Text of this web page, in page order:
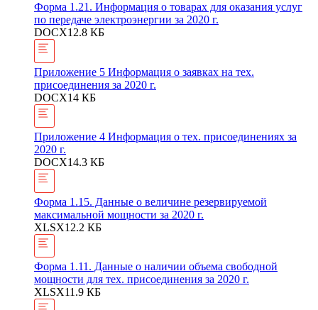
Форма 1.21. Информация о товарах для оказания услуг
по передаче электроэнергии за 2020 г.
DOCX12.8 КБ
Приложение 5 Информация о заявках на тех.
присоединения за 2020 г.
DOCX14 КБ
Приложение 4 Информация о тех. присоединениях за
2020 г.
DOCX14.3 КБ
Форма 1.15. Данные о величине резервируемой
максимальной мощности за 2020 г.
XLSX12.2 КБ
Форма 1.11. Данные о наличии объема свободной
мощности для тех. присоединения за 2020 г.
XLSX11.9 КБ